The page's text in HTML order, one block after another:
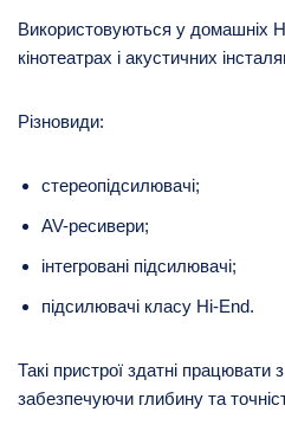
Використовуються у домашніх
кінотеатрах і акустичних
Різновиди:
стереопідсилювачі;
AV-ресивери;
інтегровані підсилювачі;
підсилювачі класу Hi-End.
Такі пристрої здатні працювати
забезпечуючи глибину та